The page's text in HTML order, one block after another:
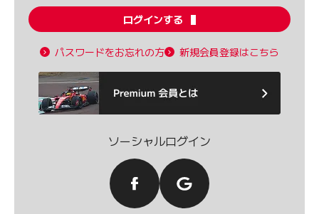
ログインする
パスワードをお忘れの方 新規会員登録はこちら
ソーシャルログイン